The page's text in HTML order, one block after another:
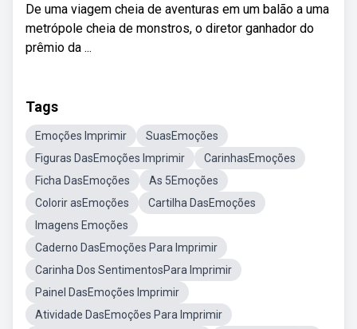
De uma viagem cheia de aventuras em um balão a uma
metrópole cheia de monstros, o diretor ganhador do
prêmio da ...
Tags
Emoções Imprimir
SuasEmoções
Figuras DasEmoções Imprimir
CarinhasEmoções
Ficha DasEmoções
As 5Emoções
Colorir asEmoções
Cartilha DasEmoções
Imagens Emoções
Caderno DasEmoções Para Imprimir
Carinha Dos SentimentosPara Imprimir
Painel DasEmoções Imprimir
Atividade DasEmoções Para Imprimir